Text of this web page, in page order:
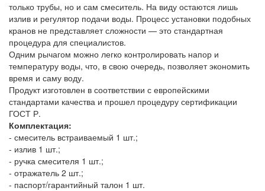
только трубы, но и сам смеситель. На виду остаются лишь
излив и регулятор подачи воды. Процесс установки подобных
кранов не представляет сложности — это стандартная
процедура для специалистов.
Одним рычагом можно легко контролировать напор и
температуру воды, что, в свою очередь, позволяет экономить
время и саму воду.
Продукт изготовлен в соответствии с европейскими
стандартами качества и прошел процедуру сертификации
ГОСТ Р.
Комплектация:
- смеситель встраиваемый 1 шт.;
- излив 1 шт.;
- ручка смесителя 1 шт.;
- отражатель 2 шт.;
- паспорт/гарантийный талон 1 шт.